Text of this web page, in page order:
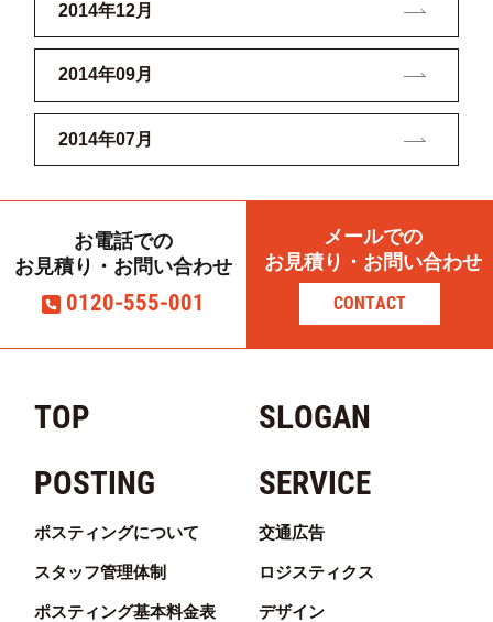
2014年12月
2014年09月
2014年07月
お電話での
お見積り・お問い合わせ
0120-555-001
メールでの
お見積り・お問い合わせ
CONTACT
TOP
SLOGAN
POSTING
ポスティングについて
スタッフ管理体制
ポスティング基本料金表
SERVICE
交通広告
ロジスティクス
デザイン